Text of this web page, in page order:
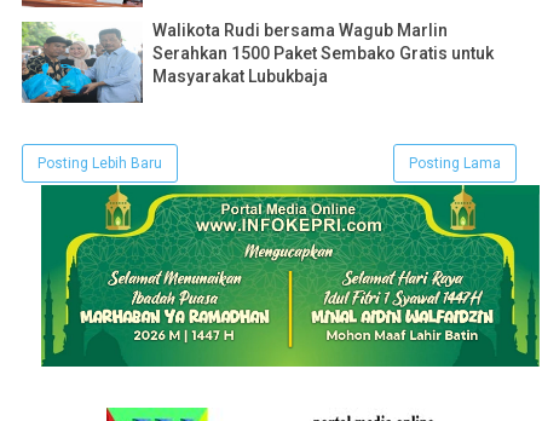
Walikota Rudi bersama Wagub Marlin
Serahkan 1500 Paket Sembako Gratis untuk
Masyarakat Lubukbaja
Posting Lebih Baru Posting Lama